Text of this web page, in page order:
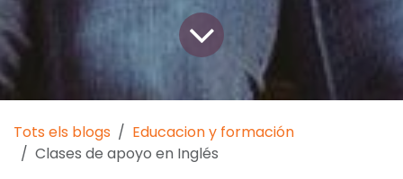
Tots els blogs
Educacion y formación
Clases de apoyo en Inglés